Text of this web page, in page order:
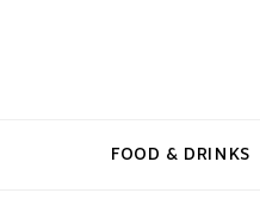
FOOD & DRINKS